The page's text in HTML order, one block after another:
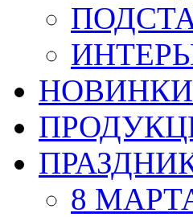
НОВИНКИ
8